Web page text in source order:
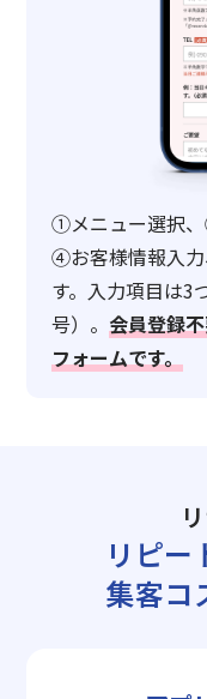
①メニュー選択
④お客様情報入力
す。入力項目は3
号）。 会員登録
フォームです。
リピー
集客コ